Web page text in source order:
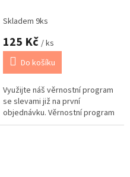
Skladem 9ks
125 Kč / ks
Do košíku
Využijte náš věrnostní program
se slevami již na první
objednávku. Věrnostní program